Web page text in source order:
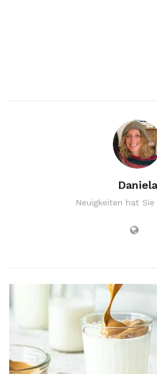
Daniela
Neuigkeiten hat